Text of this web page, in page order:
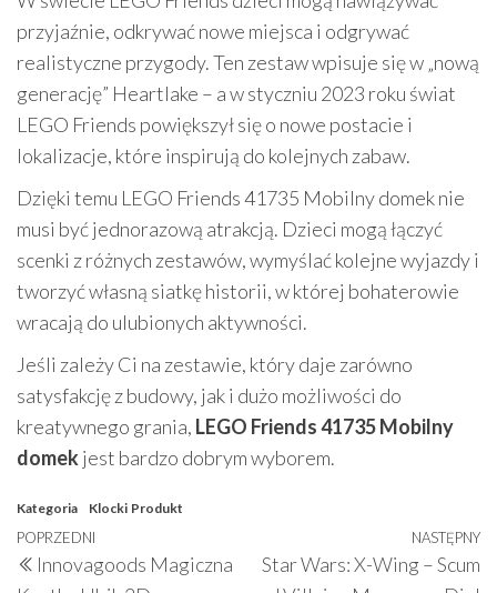
przyjaźnie, odkrywać nowe miejsca i odgrywać
realistyczne przygody. Ten zestaw wpisuje się w „nową
generację” Heartlake – a w styczniu 2023 roku świat
LEGO Friends powiększył się o nowe postacie i
lokalizacje, które inspirują do kolejnych zabaw.
Dzięki temu LEGO Friends 41735 Mobilny domek nie
musi być jednorazową atrakcją. Dzieci mogą łączyć
scenki z różnych zestawów, wymyślać kolejne wyjazdy i
tworzyć własną siatkę historii, w której bohaterowie
wracają do ulubionych aktywności.
Jeśli zależy Ci na zestawie, który daje zarówno
satysfakcję z budowy, jak i dużo możliwości do
kreatywnego grania, LEGO Friends 41735 Mobilny
domekjest bardzo dobrym wyborem.
Kategoria Klocki Produkt
Nawigacja
wpisu
Poprzedni
wpis
POPRZEDNI
Innovagoods Magiczna
NASTĘPNY
Star Wars: X-Wing – Scum